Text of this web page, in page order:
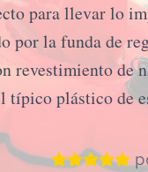
para llevar lo
por la funda de
revestimiento de
típico plástico de